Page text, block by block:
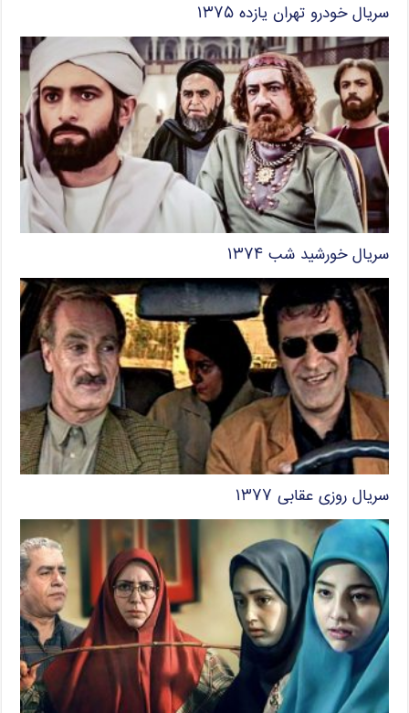
سریال خودرو تهران یازده ۱۳۷۵
سریال خورشید شب ۱۳۷۴
سریال روزی عقابی ۱۳۷۷